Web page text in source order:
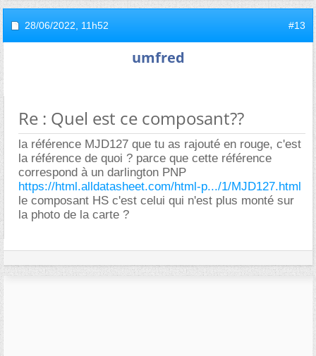
28/06/2022, 11h52 #13
umfred
Re : Quel est ce composant??
la référence MJD127 que tu as rajouté en rouge, c'est
la référence de quoi ? parce que cette référence
correspond à un darlington PNP
https://html.alldatasheet.com/html-p.../1/MJD127.html
le composant HS c'est celui qui n'est plus monté sur
la photo de la carte ?